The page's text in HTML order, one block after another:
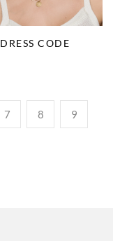
DRESS CODE
7 8 9